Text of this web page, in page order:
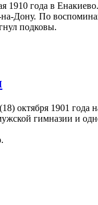
года в
на-Дону. По
подковы.
октября 1901
гимназии и